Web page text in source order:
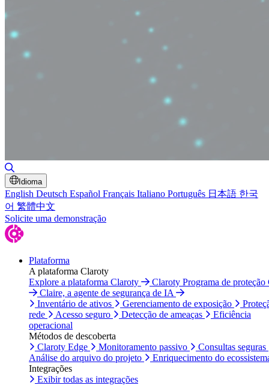
Idioma
English Deutsch Español Français Italiano Português 日本語 한국
어 繁體中文
Solicite uma demonstração
Plataforma
A plataforma Claroty
Explore a plataforma Claroty
Claroty Programa de proteção
Claire, a agente de segurança de IA
Inventário de ativos
Gerenciamento de exposição
rede
Acesso seguro Detecção de ameaças
Eficiência
operacional
Métodos de descoberta
Claroty Edge
Monitoramento passivo
Consultas seguras
Análise do arquivo do projeto
Enriquecimento do
Integrações
Exibir todas as integrações